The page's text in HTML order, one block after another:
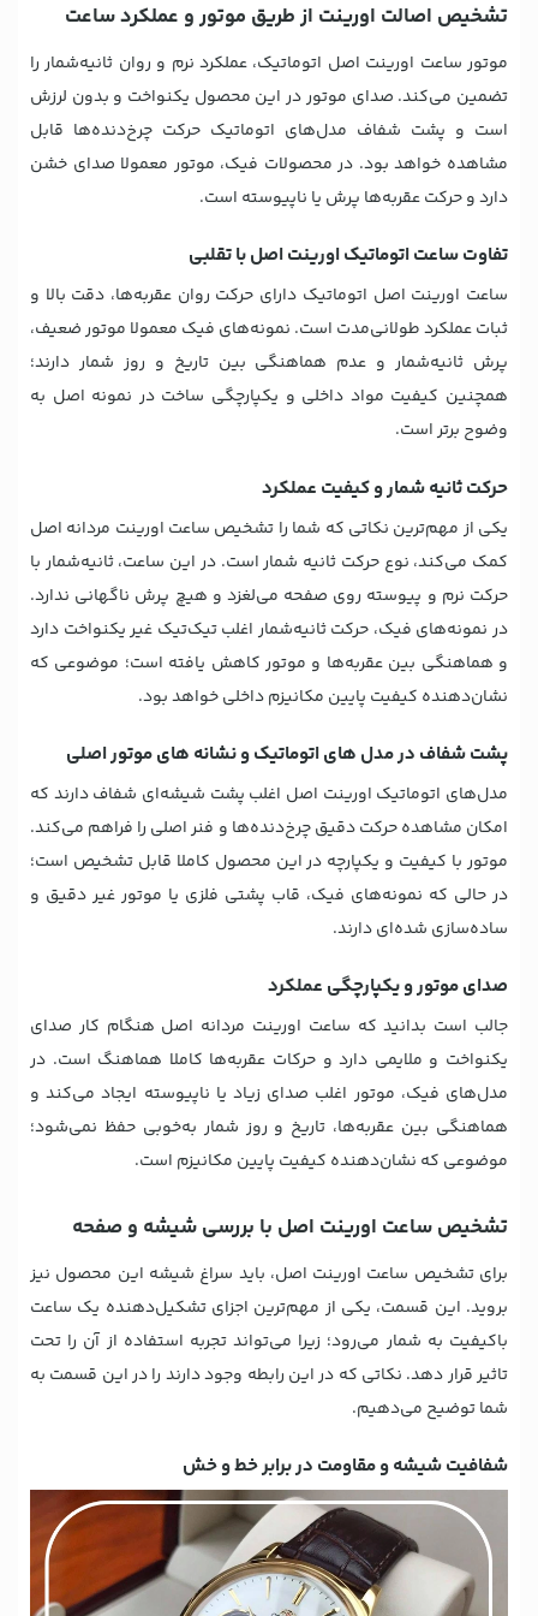
تشخیص اصالت اورینت از طریق موتور و عملکرد ساعت
موتور ساعت اورینت اصل اتوماتیک، عملکرد نرم و روان ثانیه‌شمار را
تضمین می‌کند. صدای موتور در این محصول یکنواخت و بدون لرزش
است و پشت شفاف مدل‌های اتوماتیک حرکت چرخ‌دنده‌ها قابل
مشاهده خواهد بود. در محصولات فیک، موتور معمولا صدای خشن
دارد و حرکت عقربه‌ها پرش یا ناپیوسته است.
تفاوت ساعت اتوماتیک اورینت اصل با تقلبی
ساعت اورینت اصل اتوماتیک دارای حرکت روان عقربه‌ها، دقت بالا و
ثبات عملکرد طولانی‌مدت است. نمونه‌های فیک معمولا موتور ضعیف،
پرش ثانیه‌شمار و عدم هماهنگی بین تاریخ و روز شمار دارند؛
همچنین کیفیت مواد داخلی و یکپارچگی ساخت در نمونه اصل به
وضوح برتر است.
حرکت ثانیه شمار و کیفیت عملکرد
یکی از مهم‌ترین نکاتی که شما را تشخیص ساعت اورینت مردانه اصل
کمک می‌کند، نوع حرکت ثانیه شمار است. در این ساعت، ثانیه‌شمار با
حرکت نرم و پیوسته روی صفحه می‌لغزد و هیچ پرش ناگهانی ندارد.
در نمونه‌های فیک، حرکت ثانیه‌شمار اغلب تیک‌تیک غیر یکنواخت دارد
و هماهنگی بین عقربه‌ها و موتور کاهش یافته است؛ موضوعی که
نشان‌دهنده کیفیت پایین مکانیزم داخلی خواهد بود.
پشت شفاف در مدل های اتوماتیک و نشانه های موتور اصلی
مدل‌های اتوماتیک اورینت اصل اغلب پشت شیشه‌ای شفاف دارند که
امکان مشاهده حرکت دقیق چرخ‌دنده‌ها و فنر اصلی را فراهم می‌کند.
موتور با کیفیت و یکپارچه در این محصول کاملا قابل تشخیص است؛
در حالی که نمونه‌های فیک، قاب پشتی فلزی یا موتور غیر دقیق و
ساده‌سازی شده‌ای دارند.
صدای موتور و یکپارچگی عملکرد
جالب است بدانید که ساعت اورینت مردانه اصل هنگام کار صدای
یکنواخت و ملایمی دارد و حرکات عقربه‌ها کاملا هماهنگ است. در
مدل‌های فیک، موتور اغلب صدای زیاد یا ناپیوسته ایجاد می‌کند و
هماهنگی بین عقربه‌ها، تاریخ و روز شمار به‌خوبی حفظ نمی‌شود؛
موضوعی که نشان‌دهنده کیفیت پایین مکانیزم است.
تشخیص ساعت اورینت اصل با بررسی شیشه و صفحه
برای تشخیص ساعت اورینت اصل، باید سراغ شیشه این محصول نیز
بروید. این قسمت، یکی از مهم‌ترین اجزای تشکیل‌دهنده یک ساعت
باکیفیت به شمار می‌رود؛ زیرا می‌تواند تجربه استفاده از آن را تحت
تاثیر قرار دهد. نکاتی که در این رابطه وجود دارند را در این قسمت به
شما توضیح می‌دهیم.
شفافیت شیشه و مقاومت در برابر خط و خش